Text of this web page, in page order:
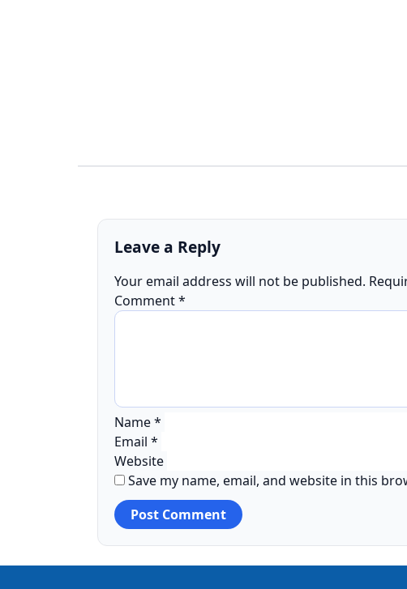
Leave a Reply
Your email address will not be published.
Comment*
Name*
Email *
Website
Save my name, email, and website in this